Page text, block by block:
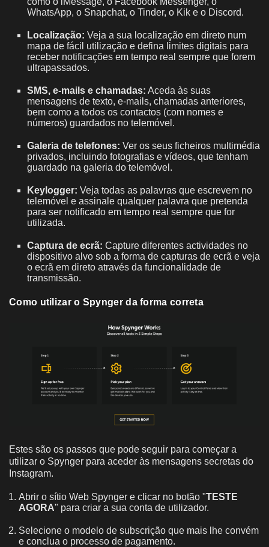
WhatsApp, o Snapchat, o Tinder, o Kik e o Discord.
Localização: Veja a sua localização em direto num
mapa de fácil utilização e defina limites digitais para
receber notificações em tempo real sempre que forem
ultrapassados.
SMS, e-mails e chamadas: Aceda às suas
mensagens de texto, e-mails, chamadas anteriores,
bem como a todos os contactos (com nomes e
números) guardados no telemóvel.
Galeria de telefones: Ver os seus ficheiros multimédia
privados, incluindo fotografias e vídeos, que tenham
guardado na galeria do telemóvel.
Keylogger: Veja todas as palavras que escrevem no
telemóvel e assinale qualquer palavra que pretenda
para ser notificado em tempo real sempre que for
utilizada.
Captura de ecrã: Capture diferentes actividades no
dispositivo alvo sob a forma de capturas de ecrã e veja
o ecrã em direto através da funcionalidade de
transmissão.
Como utilizar o Spynger da forma correta
Estes são os passos que pode seguir para começar a
utilizar o Spynger para aceder às mensagens secretas do
Instagram.
Abrir o sítio Web Spynger e clicar no botão "TESTE
AGORA" para criar a sua conta de utilizador.
Selecione o modelo de subscrição que mais lhe convém
e conclua o processo de pagamento.